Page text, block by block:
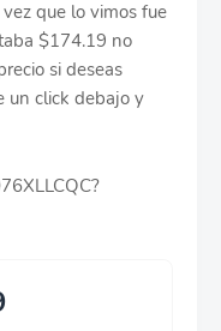
que lo vimos fue
$174.19 no
si deseas
un click debajo y